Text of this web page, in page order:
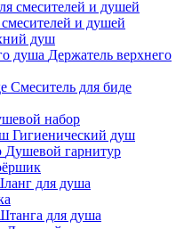
и душей
душ
Держатель верхнего
Смеситель для биде
набор
Гигиенический душ
Душевой гарнитур
для душа
для душа